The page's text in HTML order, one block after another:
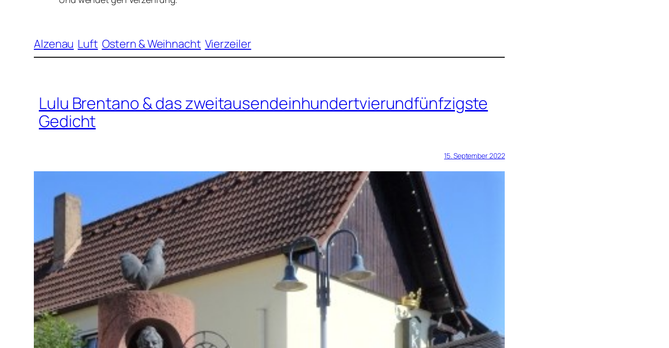
Alzenau Luft Ostern & Weihnacht Vierzeiler
Lulu Brentano & das zweitausendeinhundertvierundfünfzigste
Gedicht
15. September 2022